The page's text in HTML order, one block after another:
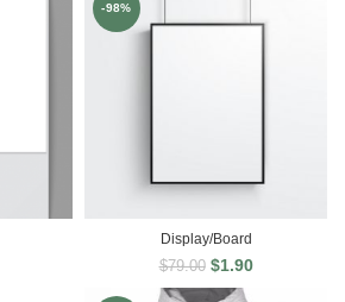
-98%
Display/Board
$79.00 $1.90